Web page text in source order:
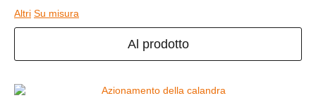
Altri Su misura
Al prodotto